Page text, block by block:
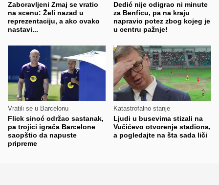
Zaboravljeni Zmaj se vratio
na scenu: Želi nazad u
reprezentaciju, a ako ovako
nastavi...
Dedić nije odigrao ni minute
za Benficu, pa na kraju
napravio potez zbog kojeg je
u centru pažnje!
Vratili se u Barcelonu
Flick sinoć održao sastanak,
pa trojici igrača Barcelone
saopštio da napuste
pripreme
Katastrofalno stanje
Ljudi u busevima stizali na
Vučićevo otvorenje stadiona,
a pogledajte na šta sada liči